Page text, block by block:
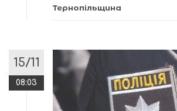
Тернопільщина
15/11
08:03